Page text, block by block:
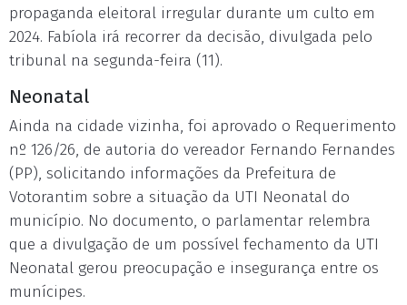
propaganda eleitoral irregular durante um culto em
2024. Fabíola irá recorrer da decisão, divulgada pelo
tribunal na segunda-feira (11).
Neonatal
Ainda na cidade vizinha, foi aprovado o Requerimento
nº 126/26, de autoria do vereador Fernando Fernandes
(PP), solicitando informações da Prefeitura de
Votorantim sobre a situação da UTI Neonatal do
município. No documento, o parlamentar relembra
que a divulgação de um possível fechamento da UTI
Neonatal gerou preocupação e insegurança entre os
munícipes.